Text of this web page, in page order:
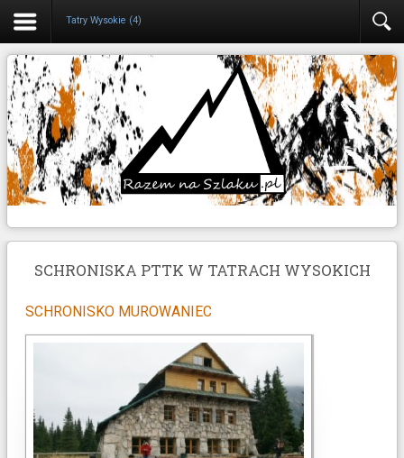
Tatry Wysokie (4)
SCHRONISKA PTTK W TATRACH WYSOKICH
SCHRONISKO MUROWANIEC